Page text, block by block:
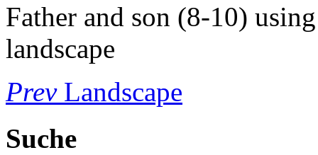
Father and son (8-10)
landscape
PrevLandscape
Suche